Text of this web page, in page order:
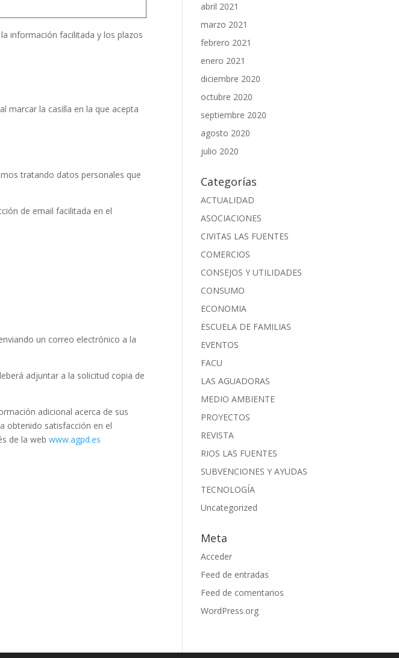
información facilitada y los plazos
marcar la casilla en la que acepta
tratando datos personales que
de email facilitada en el
un correo electrónico a la
adjuntar a la solicitud copia de
adicional acerca de sus
obtenido satisfacción en el
de la webwww.agpd.es
abril 2021
marzo 2021
febrero 2021
enero 2021
diciembre 2020
octubre 2020
septiembre 2020
agosto 2020
julio 2020
Categorías
ACTUALIDAD
ASOCIACIONES
CIVITAS LAS FUENTES
COMERCIOS
CONSEJOS Y UTILIDADES
CONSUMO
ECONOMIA
ESCUELA DE FAMILIAS
EVENTOS
FACU
LAS AGUADORAS
MEDIO AMBIENTE
PROYECTOS
REVISTA
RIOS LAS FUENTES
SUBVENCIONES Y AYUDAS
TECNOLOGÍA
Uncategorized
Meta
Acceder
Feed de entradas
Feed de comentarios
WordPress.org